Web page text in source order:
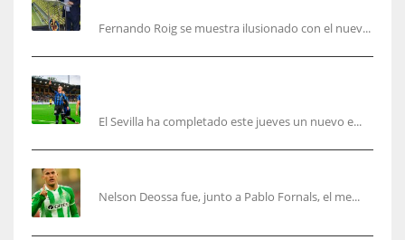
Fernando Roig se muestra ilusionado con el nuev...
El Sevilla ha completado este jueves un nuevo e...
Nelson Deossa fue, junto a Pablo Fornals, el me...